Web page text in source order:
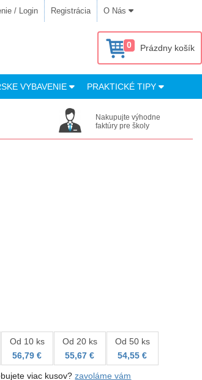
/ Login Registrácia O Nás
0 Prázdny košík
VYBAVENIE PRAKTICKÉ TIPY
Nakupujte výhodne
faktúry pre školy
Od 10 ks
56,79 €
Od 20 ks
55,67 €
Od 50 ks
54,55 €
viac kusov?zavoláme vám